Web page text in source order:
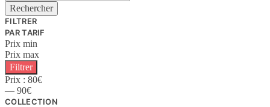
Rechercher
FILTRER
PAR TARIF
Prix min
Prix max
Filtrer
Prix : 80€
— 90€
COLLECTION